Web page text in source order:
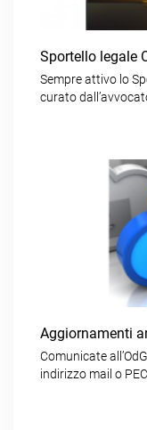
Sportello legale
Sempre attivo lo
curato
Aggiornamenti
Comunicate
indirizzo mail o PEC